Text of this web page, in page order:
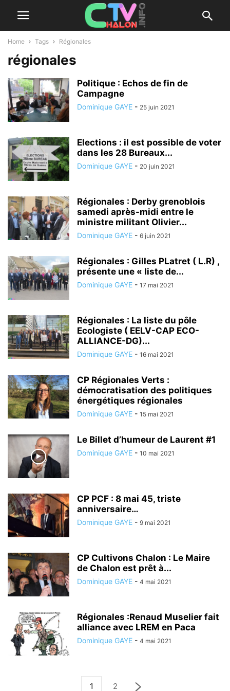
Home Tags Régionales
régionales
Politique : Echos de fin de
Campagne
Dominique GAYE - 25 juin 2021
Elections : il est possible de voter
dans les 28 Bureaux...
Dominique GAYE - 20 juin 2021
Régionales : Derby grenoblois
samedi après-midi entre le
ministre militant Olivier...
Dominique GAYE - 6 juin 2021
Régionales : Gilles PLatret ( L.R) ,
présente une « liste de...
Dominique GAYE - 17 mai 2021
Régionales : La liste du pôle
Ecologiste ( EELV-CAP ECO-
ALLIANCE-DG)...
Dominique GAYE - 16 mai 2021
CP Régionales Verts :
démocratisation des politiques
énergétiques régionales
Dominique GAYE - 15 mai 2021
Le Billet d’humeur de Laurent #1
Dominique GAYE - 10 mai 2021
CP PCF : 8 mai 45, triste
anniversaire…
Dominique GAYE - 9 mai 2021
CP Cultivons Chalon : Le Maire
de Chalon est prêt à...
Dominique GAYE - 4 mai 2021
Régionales :Renaud Muselier fait
alliance avec LREM en Paca
Dominique GAYE - 4 mai 2021
1 2